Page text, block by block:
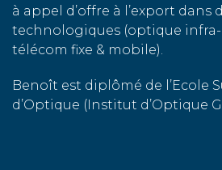
à appel d’offre à l’export dans
technologiques (optique infra-
télécom fixe & mobile).
Benoît est diplômé de l’Ecole
d’Optique (Institut d’Optique